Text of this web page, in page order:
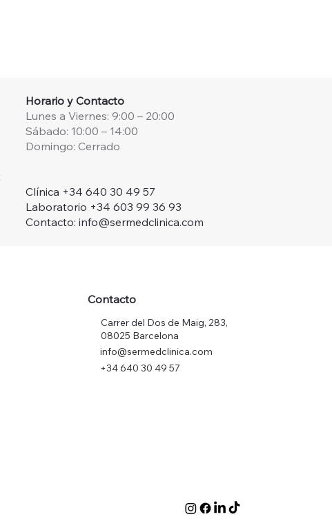
Horario y Contacto
Lunes a Viernes: 9:00 – 20:00
Sábado: 10:00 – 14:00
Domingo: Cerrado
Clínica +34 640 30 49 57
Laboratorio +34 603 99 36 93
Contacto: info@sermedclinica.com
Contacto
Carrer del Dos de Maig, 283,
08025 Barcelona
info@sermedclinica.com
+34 640 30 49 57